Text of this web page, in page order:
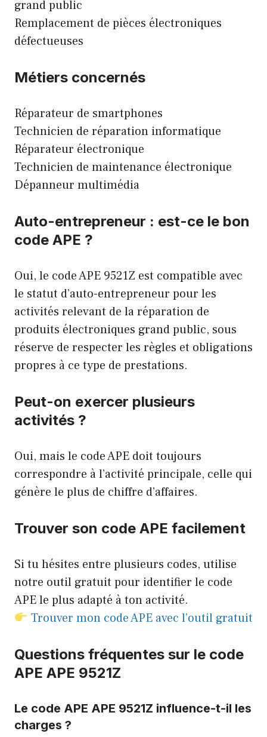
grand public
Remplacement de pièces électroniques
défectueuses
Métiers concernés
Réparateur de smartphones
Technicien de réparation informatique
Réparateur électronique
Technicien de maintenance électronique
Dépanneur multimédia
Auto-entrepreneur : est-ce le bon
code APE ?
Oui, le code APE 9521Z est compatible avec
le statut d’auto-entrepreneur pour les
activités relevant de la réparation de
produits électroniques grand public, sous
réserve de respecter les règles et obligations
propres à ce type de prestations.
Peut-on exercer plusieurs
activités ?
Oui, mais le code APE doit toujours
correspondre à l’activité principale, celle qui
génère le plus de chiffre d’affaires.
Trouver son code APE facilement
Si tu hésites entre plusieurs codes, utilise
notre outil gratuit pour identifier le code
APE le plus adapté à ton activité.
Trouver mon code APE avec l’outil gratuit
Questions fréquentes sur le code
APE APE 9521Z
Le code APE APE 9521Z influence-t-il les
charges ?